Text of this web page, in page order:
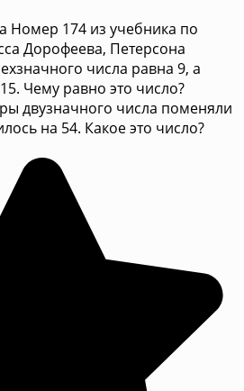
Номер 174 из учебника по
Дорофеева, Петерсона
числа равна 9, а
Чему равно это число?
двузначного числа поменяли
на 54. Какое это число?